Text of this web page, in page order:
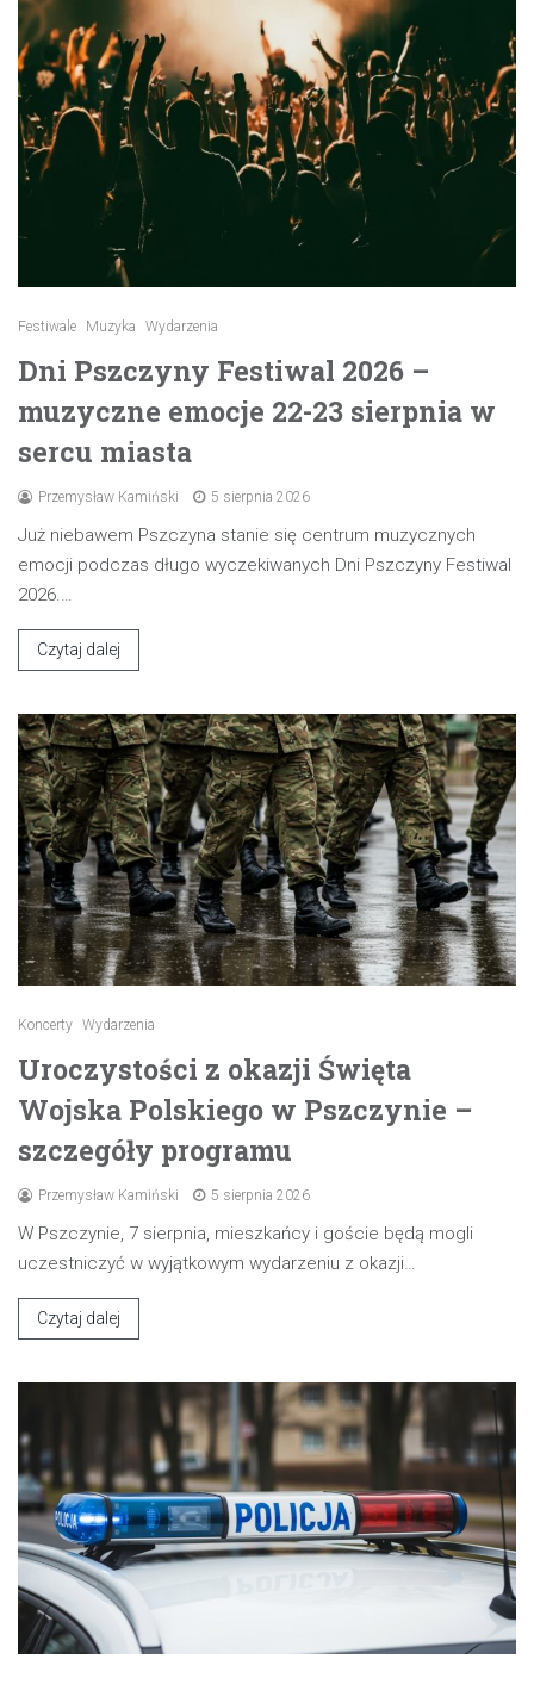
Festiwale Muzyka Wydarzenia
Dni Pszczyny Festiwal 2026 –
muzyczne emocje 22-23 sierpnia w
sercu miasta
Przemysław Kamiński 5 sierpnia 2026
Już niebawem Pszczyna stanie się centrum muzycznych
emocji podczas długo wyczekiwanych Dni Pszczyny Festiwal
2026.…
Czytaj dalej
Koncerty Wydarzenia
Uroczystości z okazji Święta
Wojska Polskiego w Pszczynie –
szczegóły programu
Przemysław Kamiński 5 sierpnia 2026
W Pszczynie, 7 sierpnia, mieszkańcy i goście będą mogli
uczestniczyć w wyjątkowym wydarzeniu z okazji…
Czytaj dalej